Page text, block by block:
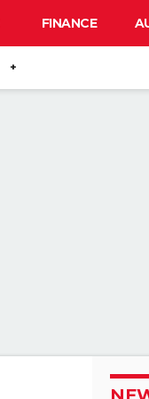
FINANCE
+